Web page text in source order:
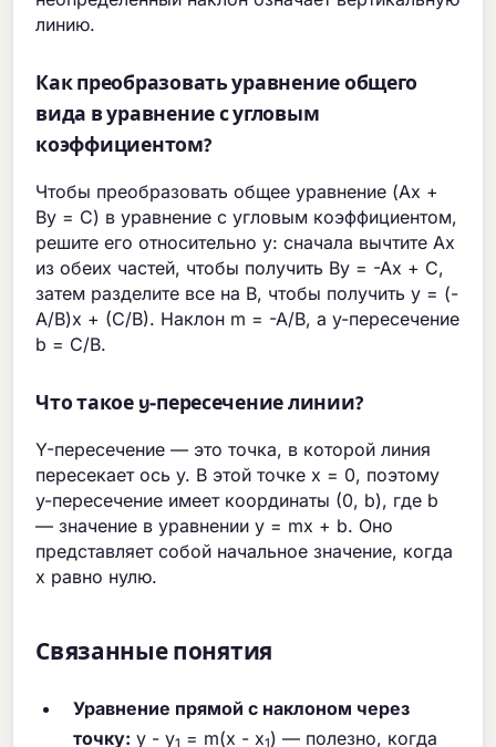
линию.
Как преобразовать уравнение общего
вида в уравнение с угловым
коэффициентом?
Чтобы преобразовать общее уравнение (Ax +
By = C) в уравнение с угловым коэффициентом,
решите его относительно y: сначала вычтите Ax
из обеих частей, чтобы получить By = -Ax + C,
затем разделите все на B, чтобы получить y = (-
A/B)x + (C/B). Наклон m = -A/B, а y-пересечение
b = C/B.
Что такое y-пересечение линии?
Y-пересечение — это точка, в которой линия
пересекает ось y. В этой точке x = 0, поэтому
y-пересечение имеет координаты (0, b), где b
— значение в уравнении y = mx + b. Оно
представляет собой начальное значение, когда
x равно нулю.
Связанные понятия
Уравнение прямой с наклоном через
точку: y - y1 = m(x - x1) — полезно, когда